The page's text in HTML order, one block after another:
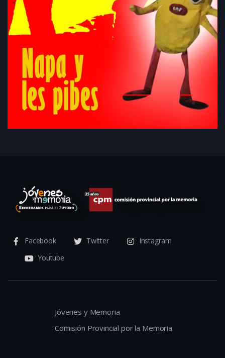
Facebook Twitter
Instagram
Youtube
Jóvenes y Memoria
Comisión Provincial por la Memoria